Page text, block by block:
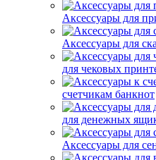
Аксессуары для
Аксессуары для
для чековых
счетчикам банкнот
для денежных
Аксессуары для